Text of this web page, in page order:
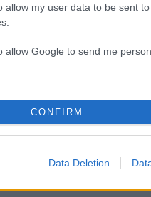
allow my user data to be sent
allow Google to send me
CONFIRM
Data Deletion